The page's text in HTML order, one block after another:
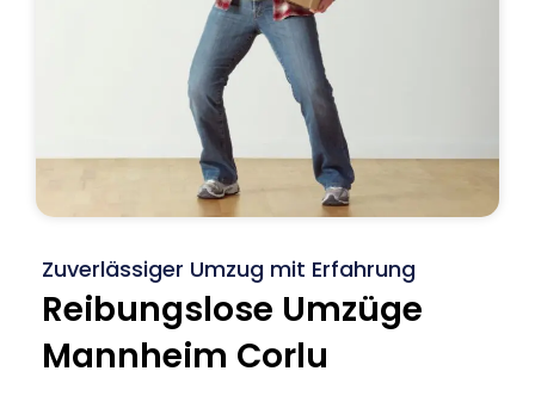
Zuverlässiger Umzug mit Erfahrung
Reibungslose Umzüge
Mannheim Corlu